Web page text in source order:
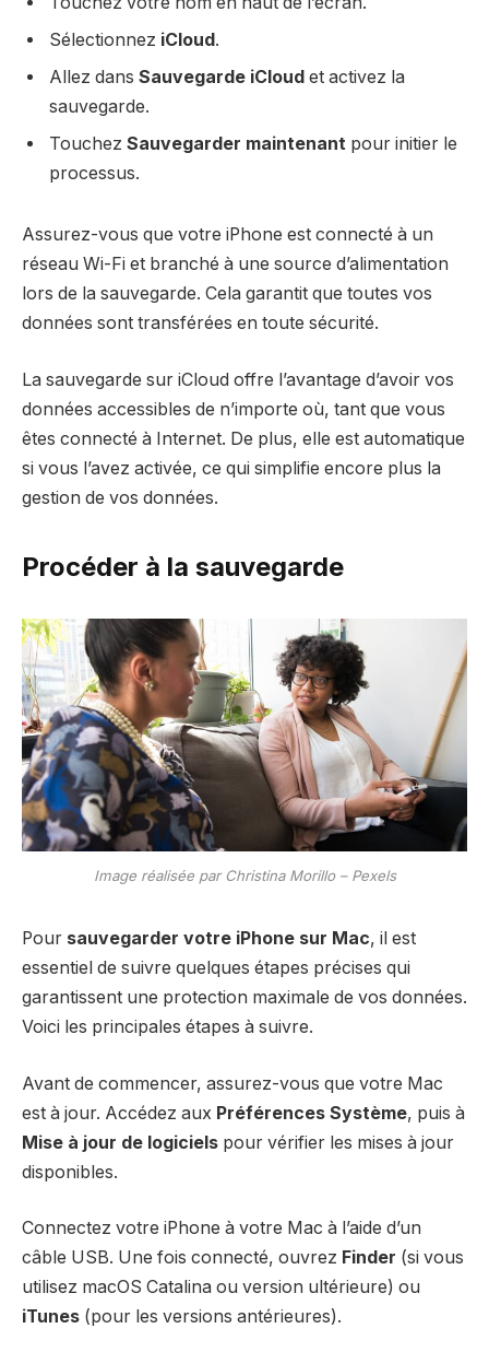
Sélectionnez iCloud .
Allez dans Sauvegarde iCloud et activez la
sauvegarde.
Touchez Sauvegarder maintenant pour initier le
processus.
Assurez-vous que votre iPhone est connecté à un
réseau Wi-Fi et branché à une source d’alimentation
lors de la sauvegarde. Cela garantit que toutes vos
données sont transférées en toute sécurité.
La sauvegarde sur iCloud offre l’avantage d’avoir vos
données accessibles de n’importe où, tant que vous
êtes connecté à Internet. De plus, elle est automatique
si vous l’avez activée, ce qui simplifie encore plus la
gestion de vos données.
Procéder à la sauvegarde
Image réalisée par Christina Morillo – Pexels
Pour sauvegarder votre iPhone sur Mac, il est
essentiel de suivre quelques étapes précises qui
garantissent une protection maximale de vos données.
Voici les principales étapes à suivre.
Avant de commencer, assurez-vous que votre Mac
est à jour. Accédez aux Préférences Système, puis à
Mise à jour de logiciels pour vérifier les mises à jour
disponibles.
Connectez votre iPhone à votre Mac à l’aide d’un
câble USB. Une fois connecté, ouvrez Finder (si vous
utilisez macOS Catalina ou version ultérieure) ou
iTunes (pour les versions antérieures).